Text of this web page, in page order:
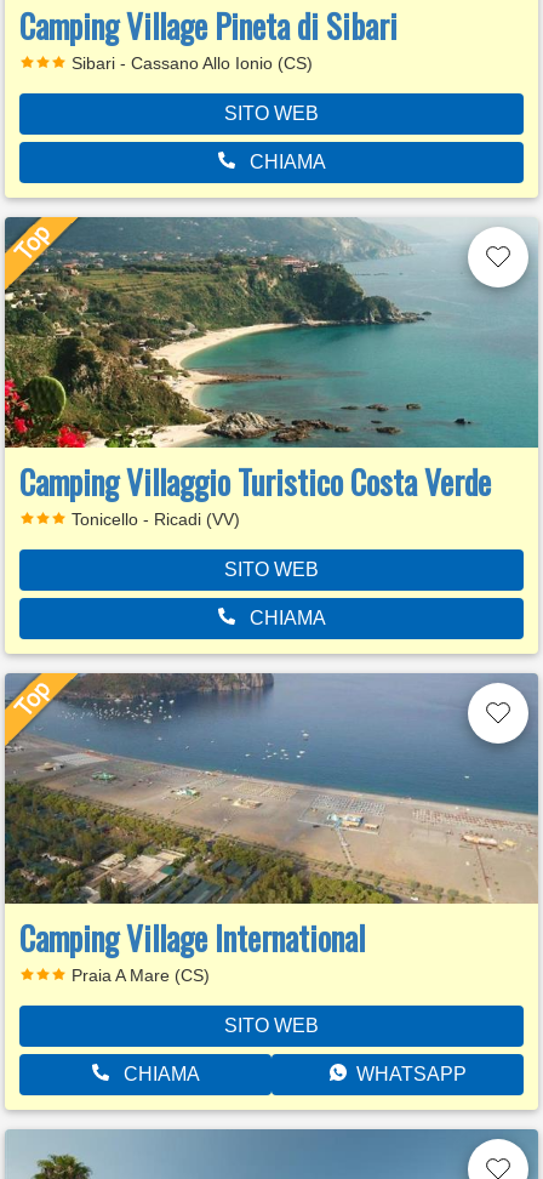
Camping Village Pineta di Sibari
Sibari - Cassano Allo Ionio (CS)
SITO WEB
CHIAMA
Camping Villaggio Turistico Costa Verde
Tonicello - Ricadi (VV)
SITO WEB
CHIAMA
Camping Village International
Praia A Mare (CS)
SITO WEB
CHIAMA WHATSAPP